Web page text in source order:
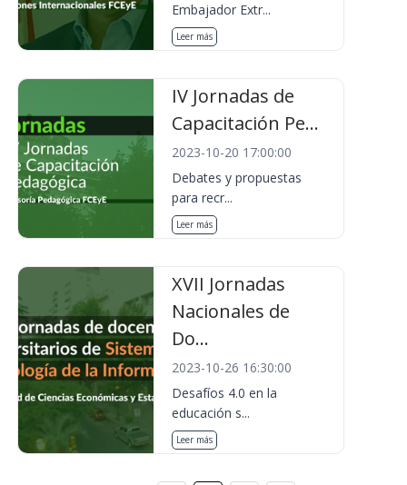
Embajador Extr...
Leer más
IV Jornadas de
Capacitación Pe...
2023-10-20 17:00:00
Debates y propuestas
para recr...
Leer más
XVII Jornadas
Nacionales de
Do...
2023-10-26 16:30:00
Desafíos 4.0 en la
educación s...
Leer más